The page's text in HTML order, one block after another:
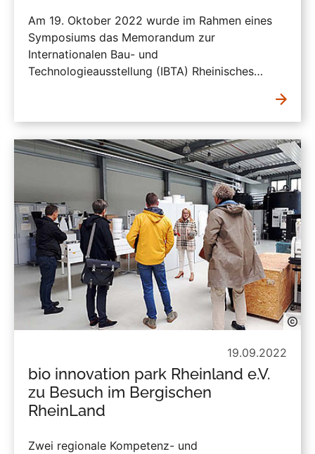
Am 19. Oktober 2022 wurde im Rahmen eines
Symposiums das Memorandum zur
Internationalen Bau- und
Technologieausstellung (IBTA) Rheinisches…
19.09.2022
bio innovation park Rheinland e.V.
zu Besuch im Bergischen
RheinLand
Zwei regionale Kompetenz- und